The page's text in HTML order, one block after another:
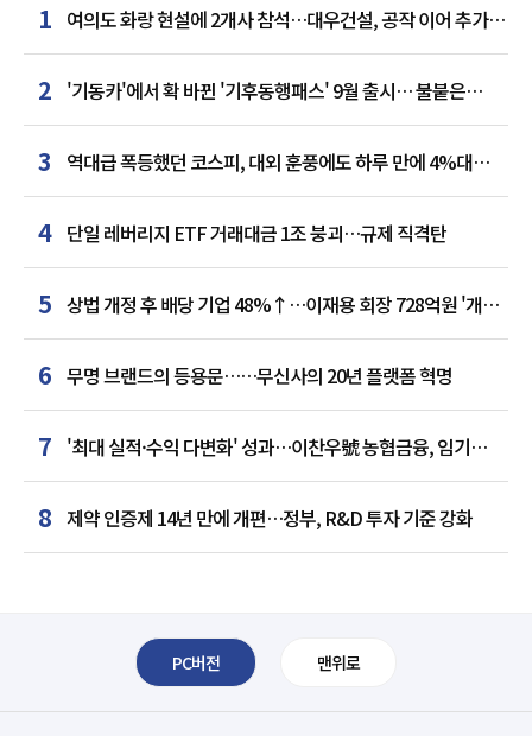
1 여의도 화랑 현설에 2개사 참석…대우건설, 공작 이어 추가
거점 확보하나
2 '기동카'에서 확 바뀐 '기후동행패스' 9월 출시… 불붙은
카드사 경쟁
3
역대급 폭등했던 코스피, 대외 훈풍에도 하루 만에 4%대
급락
4 단일 레버리지 ETF 거래대금 1조 붕괴…규제 직격탄
5 상법 개정 후 배당 기업 48%↑…이재용 회장 728억원 '개인
최다'
6 무명 브랜드의 등용문……무신사의 20년 플랫폼 혁명
7 '최대 실적·수익 다변화' 성과…이찬우號 농협금융, 임기
말년 성장 박차
8 제약 인증제 14년 만에 개편…정부, R&D 투자 기준 강화
PC버전 맨위로